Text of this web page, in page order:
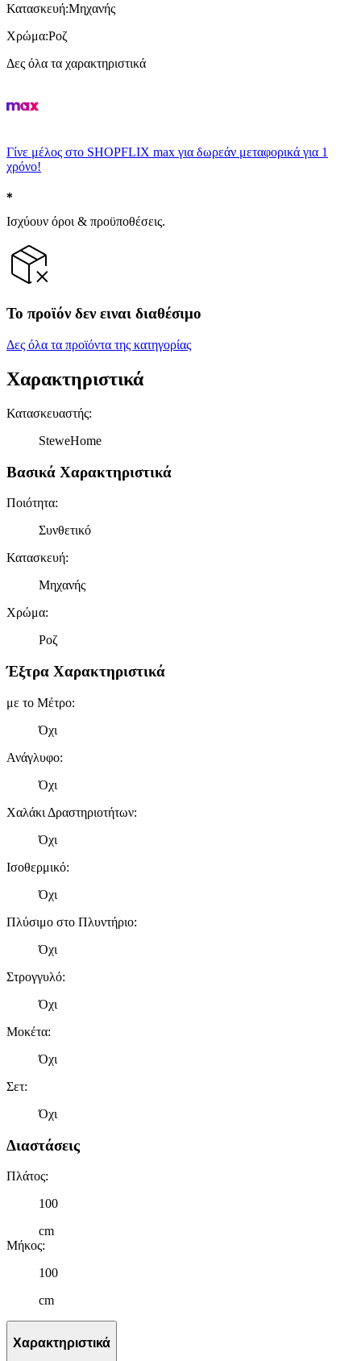
Κατασκευή:Μηχανής
Χρώμα:Ροζ
Δες όλα τα χαρακτηριστικά
Γίνε μέλος στο SHOPFLIX max για δωρεάν μεταφορικά για 1
χρόνο!
Ισχύουν όροι & προϋποθέσεις.
Το προϊόν δεν ειναι διαθέσιμο
Δες όλα τα προϊόντα της κατηγορίας
Χαρακτηριστικά
Κατασκευαστής:
SteweHome
Βασικά Χαρακτηριστικά
Ποιότητα:
Συνθετικό
Κατασκευή:
Μηχανής
Χρώμα:
Ροζ
Έξτρα Χαρακτηριστικά
με το Μέτρο:
Όχι
Ανάγλυφο:
Όχι
Χαλάκι Δραστηριοτήτων:
Όχι
Ισοθερμικό:
Όχι
Πλύσιμο στο Πλυντήριο:
Όχι
Στρογγυλό:
Όχι
Μοκέτα:
Όχι
Σετ:
Όχι
Διαστάσεις
Πλάτος:
100
cm
Μήκος:
100
cm
Χαρακτηριστικά